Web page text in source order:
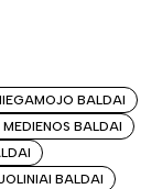
BALDAI
BALDAI
BALDAI